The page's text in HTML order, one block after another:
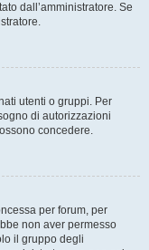
dall’amministratore. Se
utenti o gruppi. Per
di autorizzazioni
concedere.
per forum, per
non aver permesso
il gruppo degli